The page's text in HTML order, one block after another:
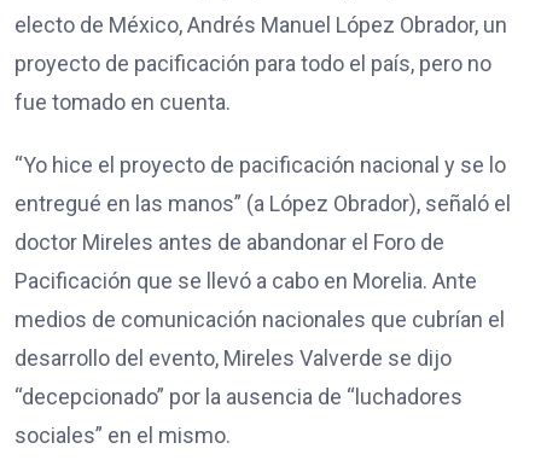
electo de México, Andrés Manuel López Obrador, un
proyecto de pacificación para todo el país, pero no
fue tomado en cuenta.
“Yo hice el proyecto de pacificación nacional y se lo
entregué en las manos” (a López Obrador), señaló el
doctor Mireles antes de abandonar el Foro de
Pacificación que se llevó a cabo en Morelia. Ante
medios de comunicación nacionales que cubrían el
desarrollo del evento, Mireles Valverde se dijo
“decepcionado” por la ausencia de “luchadores
sociales” en el mismo.